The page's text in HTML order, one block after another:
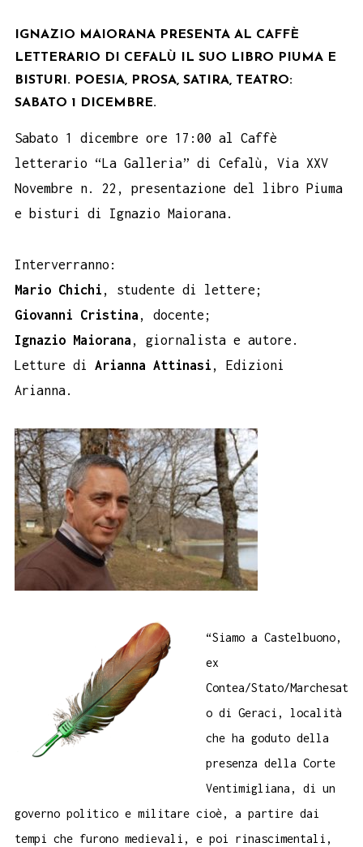
IGNAZIO MAIORANA PRESENTA AL CAFFÈ
LETTERARIO DI CEFALÙ IL SUO LIBRO PIUMA E
BISTURI. POESIA, PROSA, SATIRA, TEATRO:
SABATO 1 DICEMBRE.
Sabato 1 dicembre ore 17:00 al Caffè
letterario “La Galleria” di Cefalù, Via XXV
Novembre n. 22, presentazione del libro Piuma
e bisturi di Ignazio Maiorana.
Interverranno:
Mario Chichi , studente di lettere;
Giovanni Cristina , docente;
Ignazio Maiorana , giornalista e autore.
Letture di Arianna Attinasi , Edizioni
Arianna.
“Siamo a Castelbuono,
ex
Contea/Stato/Marchesat
o di Geraci, località
che ha goduto della
presenza della Corte
Ventimigliana, di un
governo politico e militare cioè, a partire dai
tempi che furono medievali, e poi rinascimentali,